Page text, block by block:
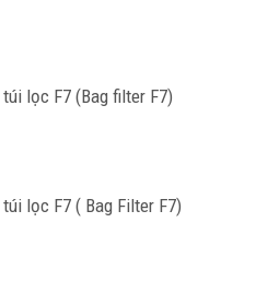
túi lọc F7 (Bag filter F7)
túi lọc F7 ( Bag Filter F7)